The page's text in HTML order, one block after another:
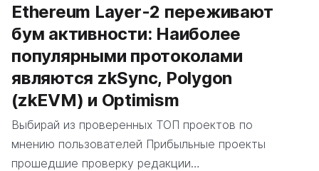
Ethereum Layer-2 переживают
бум активности: Наиболее
популярными протоколами
являются zkSync, Polygon
(zkEVM) и Optimism
Выбирай из проверенных ТОП проектов по
мнению пользователей Прибыльные проекты
прошедшие проверку редакции…